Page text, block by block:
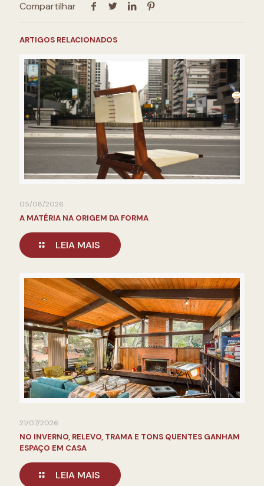
Compartilhar
ARTIGOS RELACIONADOS
05/08/2026
A MATÉRIA NA ORIGEM DA FORMA
LEIA MAIS
21/07/2026
NO INVERNO, RELEVO, TRAMA E TONS QUENTES GANHAM
ESPAÇO EM CASA
LEIA MAIS